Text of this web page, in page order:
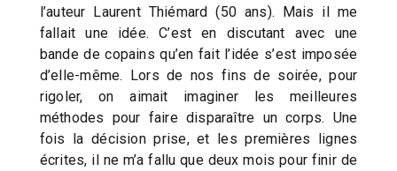
l’auteur Laurent Thiémard (50 ans). Mais il me
fallait une idée. C’est en discutant avec une
bande de copains qu’en fait l’idée s’est imposée
d’elle-même. Lors de nos fins de soirée, pour
rigoler, on aimait imaginer les meilleures
méthodes pour faire disparaître un corps. Une
fois la décision prise, et les premières lignes
écrites, il ne m’a fallu que deux mois pour finir de